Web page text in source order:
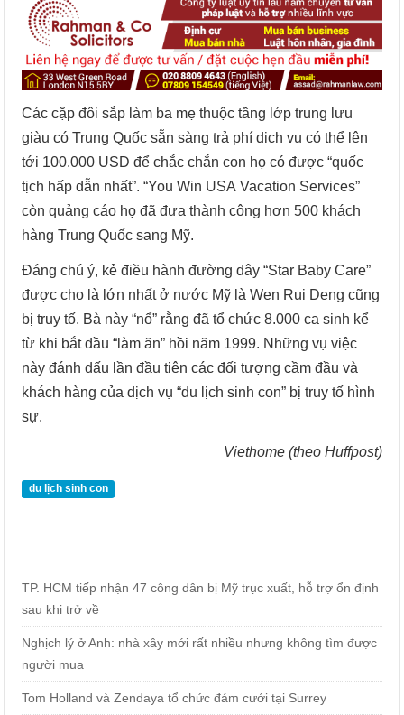
Các cặp đôi sắp làm ba mẹ thuộc tầng lớp trung lưu
giàu có Trung Quốc sẵn sàng trả phí dịch vụ có thể lên
tới 100.000 USD để chắc chắn con họ có được “quốc
tịch hấp dẫn nhất”. “You Win USA Vacation Services”
còn quảng cáo họ đã đưa thành công hơn 500 khách
hàng Trung Quốc sang Mỹ.
Đáng chú ý, kẻ điều hành đường dây “Star Baby Care”
được cho là lớn nhất ở nước Mỹ là Wen Rui Deng cũng
bị truy tố. Bà này “nổ” rằng đã tổ chức 8.000 ca sinh kể
từ khi bắt đầu “làm ăn” hồi năm 1999. Những vụ việc
này đánh dấu lần đầu tiên các đối tượng cầm đầu và
khách hàng của dịch vụ “du lịch sinh con” bị truy tố hình
sự.
Viethome (theo Huffpost)
du lịch sinh con
TP. HCM tiếp nhận 47 công dân bị Mỹ trục xuất, hỗ trợ ổn định
sau khi trở về
Nghịch lý ở Anh: nhà xây mới rất nhiều nhưng không tìm được
người mua
Tom Holland và Zendaya tổ chức đám cưới tại Surrey